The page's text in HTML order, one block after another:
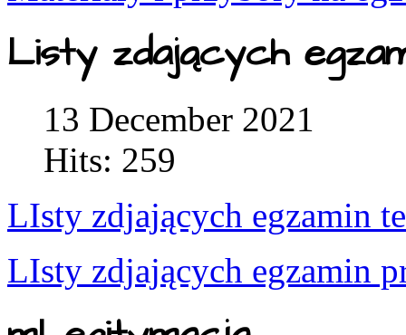
Listy zdających
13 December 2021
Hits: 259
LIsty zdjających egzamin
LIsty zdjających egzamin